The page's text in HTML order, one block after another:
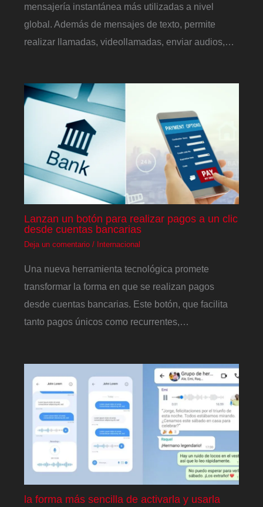
mensajería instantánea más utilizadas a nivel
global. Además de mensajes de texto, permite
realizar llamadas, videollamadas, enviar audios,…
Lanzan un botón para realizar pagos a un clic
desde cuentas bancarias
Deja un comentario / Internacional
Una nueva herramienta tecnológica promete
transformar la forma en que se realizan pagos
desde cuentas bancarias. Este botón, que facilita
tanto pagos únicos como recurrentes,…
la forma más sencilla de activarla y usarla